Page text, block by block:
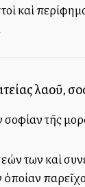
καὶ
λαοῦ,
τῆς
των καὶ